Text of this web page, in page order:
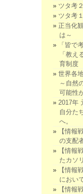
ツタ考
ツタ考
正当化
は～
「皆で
「教え
育制度
世界各
～自然
可能性
2017年
自分た
へ。
【情報
の支配
【情報
たカソ
【情報
におい
【情報